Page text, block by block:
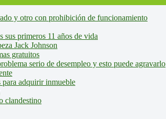
y otro con prohibición de funcionamiento
primeros 11 años de vida
Jack Johnson
gratuitos
serio de desempleo y esto puede agravarlo
adquirir inmueble
clandestino